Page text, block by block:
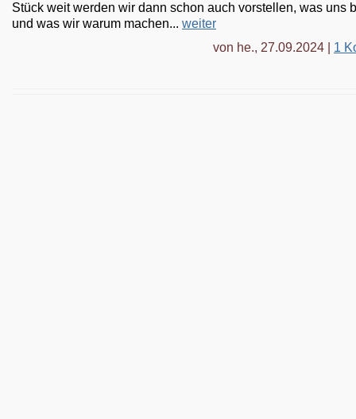
Stück weit werden wir dann schon auch vorstellen, was uns
und was wir warum machen... weiter
von he., 27.09.2024 | 1